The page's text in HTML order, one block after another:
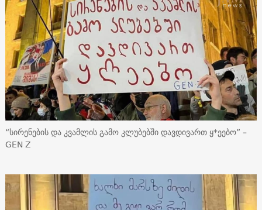
“სირენების და კვამლის გამო კლუბებში დავდივართ ყ*ეებო” –
GEN Z